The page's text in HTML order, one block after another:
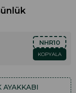
NHR10
KOPYALA